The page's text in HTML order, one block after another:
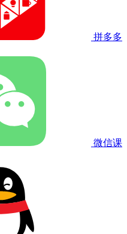
拼多多
微信课